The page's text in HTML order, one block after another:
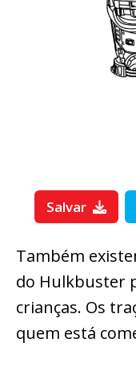
Salvar
Também
do Hulkbuster
crianças. Os
quem está